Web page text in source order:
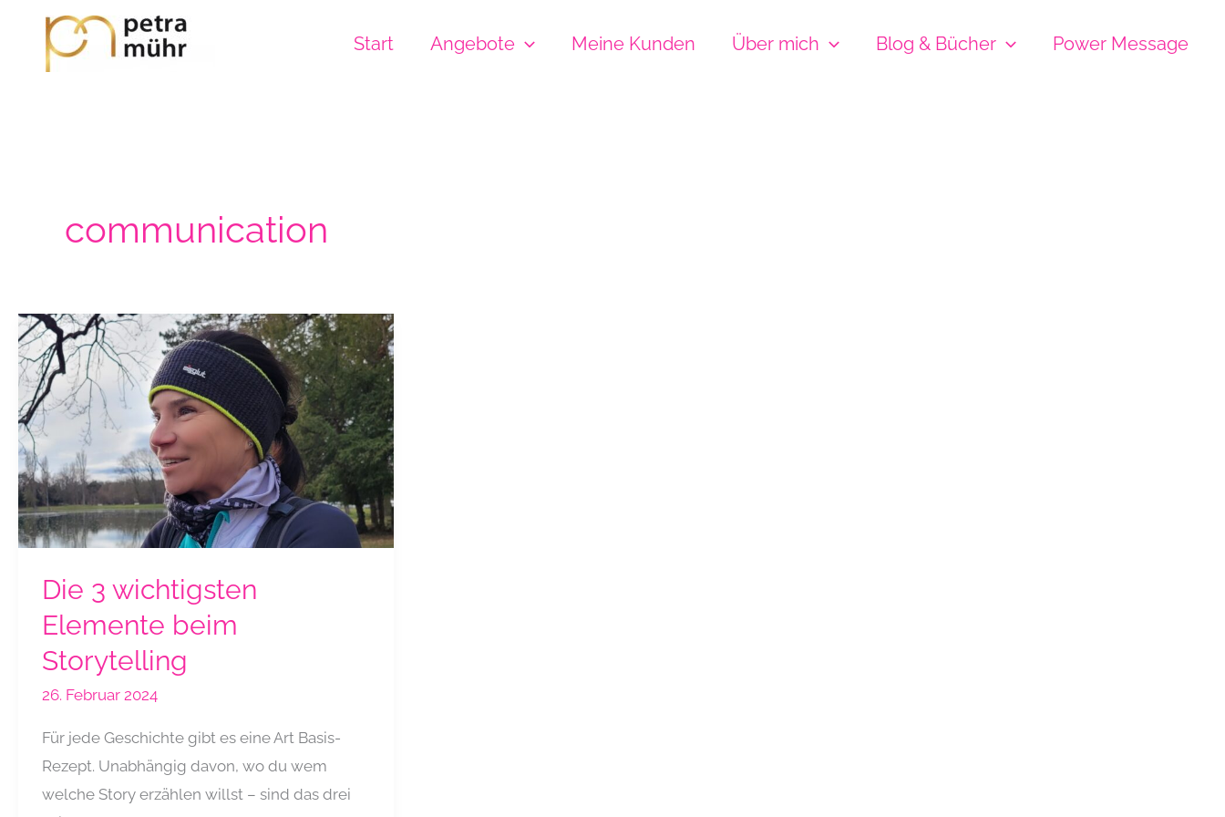
springen
Start Angebote Meine Kunden Über mich Blog & Bücher Power Message
communication
Die 3 wichtigsten
Elemente beim
Storytelling
26. Februar 2024
Für jede Geschichte gibt es eine Art Basis-
Rezept. Unabhängig davon, wo du wem
welche Story erzählen willst – sind das drei